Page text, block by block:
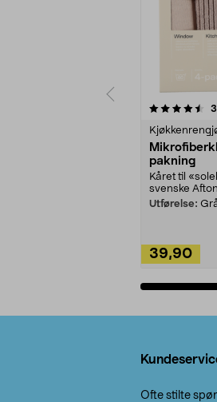
pakning
Kåret til
svenske
Utførelse:
39,90
Ofte stilte